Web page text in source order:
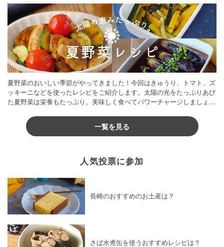
夏野菜のおいしい季節がやってきました！今回はきゅうり、トマト、ズ
ッキーニなどを使ったレシピをご紹介します。太陽の光をたっぷりあび
た夏野菜は栄養もたっぷり。美味しく食べてパワーチャージしましょう
一覧を見る
人気投票に参加
長崎のおすすめのお土産は？
さば水煮缶を使うおすすめレシピは？